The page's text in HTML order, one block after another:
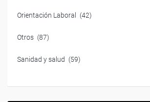
Orientación Laboral (42)
Otros (87)
Sanidad y salud (59)